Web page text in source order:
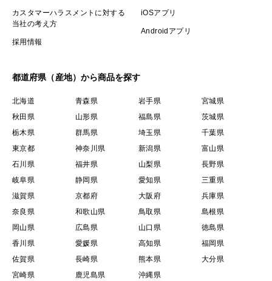
カスタマーハラスメントに対する
当社の考え方
採用情報
iOSアプリ
Androidアプリ
都道府県（産地）から商品を探す
北海道 青森県 岩手県
宮城県
秋田県
山形県 福島県
茨城県
栃木県
群馬県 埼玉県
千葉県
東京都
神奈川県 新潟県
富山県
石川県
福井県 山梨県
長野県
岐阜県
静岡県 愛知県
三重県
滋賀県
京都府 大阪府
兵庫県
奈良県
和歌山県 鳥取県
島根県
岡山県
広島県 山口県
徳島県
香川県
愛媛県 高知県
福岡県
佐賀県
長崎県 熊本県
大分県
宮崎県
鹿児島県 沖縄県